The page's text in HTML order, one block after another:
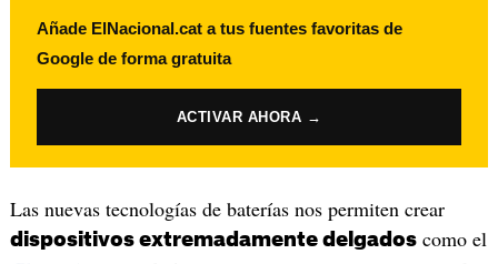
Añade ElNacional.cat a tus fuentes favoritas de
Google de forma gratuita
ACTIVAR AHORA →
Las nuevas tecnologías de baterías nos permiten crear
dispositivos extremadamente delgadoscomo el